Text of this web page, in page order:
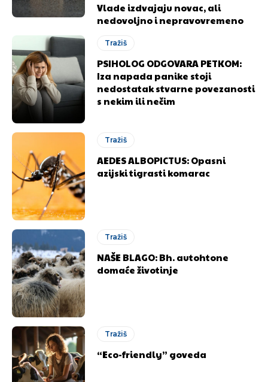
Vlade izdvajaju novac, ali
nedovoljno i nepravovremeno
Tražiš
PSIHOLOG ODGOVARA PETKOM:
Iza napada panike stoji
nedostatak stvarne povezanosti
s nekim ili nečim
Tražiš
AEDES ALBOPICTUS: Opasni
azijski tigrasti komarac
Tražiš
NAŠE BLAGO: Bh. autohtone
domaće životinje
Tražiš
“Eco-friendly” goveda